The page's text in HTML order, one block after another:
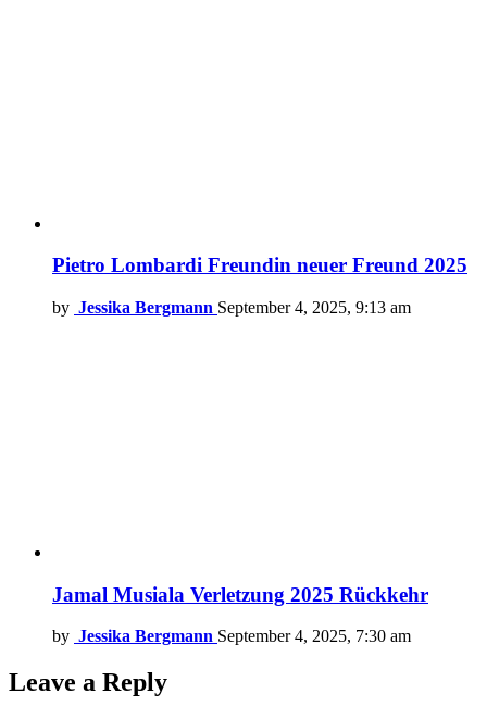
Pietro Lombardi Freundin neuer Freund 2025
by Jessika Bergmann September 4, 2025, 9:13 am
Jamal Musiala Verletzung 2025 Rückkehr
by Jessika Bergmann September 4, 2025, 7:30 am
Leave a Reply